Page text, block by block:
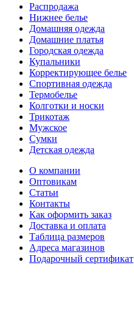
Распродажа
Нижнее белье
Домашняя одежда
Домашние платья
Городская одежда
Купальники
Корректирующее белье
Спортивная одежда
Термобелье
Колготки и носки
Трикотаж
Мужское
Сумки
Детская одежда
О компании
Оптовикам
Статьи
Контакты
Как оформить заказ
Доставка и оплата
Таблица размеров
Адреса магазинов
Подарочный сертификат